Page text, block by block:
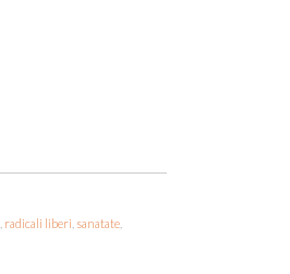
radicali liberi sanatate